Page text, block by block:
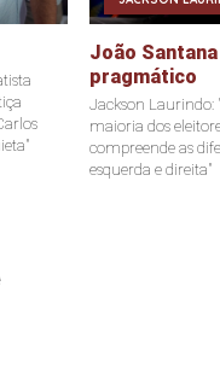
João Santana
pragmático
Jackson Laurindo:
maioria dos
compreende as
esquerda e direita"